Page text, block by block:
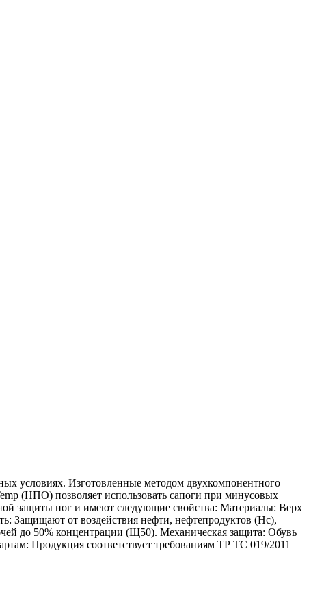
условиях. Изготовленные методом двухкомпонентного
(НПО) позволяет использовать сапоги при минусовых
защиты ног и имеют следующие свойства: Материалы: Верх
Защищают от воздействия нефти, нефтепродуктов (Нс),
до 50% концентрации (Щ50). Механическая защита: Обувь
Продукция соответствует требованиям ТР ТС 019/2011